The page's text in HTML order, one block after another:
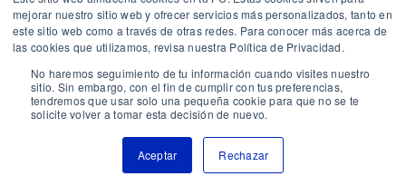
mejorar nuestro sitio web y ofrecer servicios más personalizados, tanto en
este sitio web como a través de otras redes. Para conocer más acerca de
las cookies que utilizamos, revisa nuestra Política de Privacidad.
No haremos seguimiento de tu información cuando visites nuestro
sitio. Sin embargo, con el fin de cumplir con tus preferencias,
tendremos que usar solo una pequeña cookie para que no se te
solicite volver a tomar esta decisión de nuevo.
Aceptar Rechazar
Aviso legal
Política de cookies
Política de privacidad
Términos y condiciones generales de la contratación
©2023 Instituto Atlántico de Gobierno